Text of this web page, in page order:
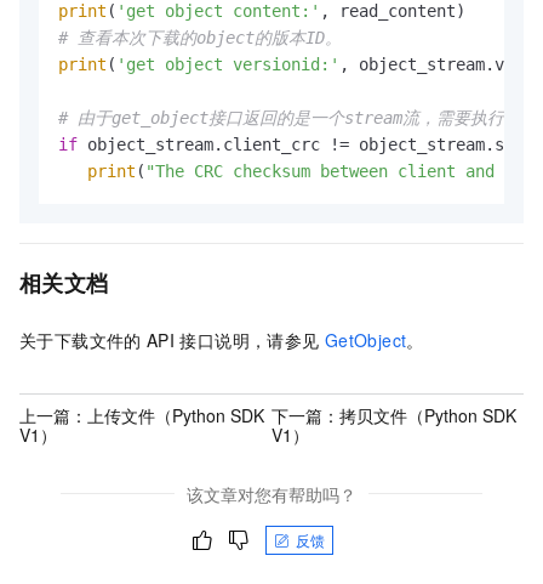
print ( 'get object content:'
# 查看本次下载的object的版本ID。
print ( 'get object versionid:' ,
# 由于get_object接口返回的是一个stream流，需要执行
if object_stream.client_crc !=
print ( "The CRC checksum between client and
相关文档
关于下载文件的 API 接口说明，请参见 GetObject。
上一篇： 上传文件（Python SDK
V1）
下一篇： 拷贝文件（Python SDK
V1）
该文章对您有帮助吗？
反馈